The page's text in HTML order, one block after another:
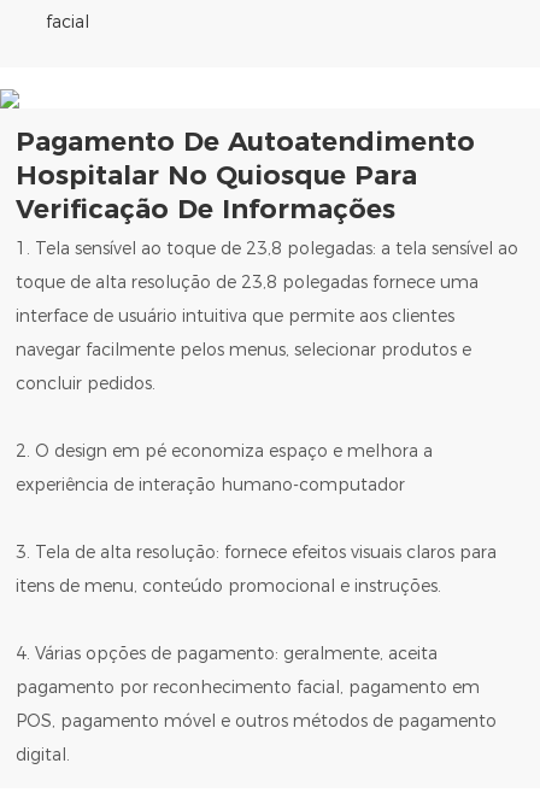
facial
Pagamento De Autoatendimento
Hospitalar No Quiosque Para
Verificação De Informações
1. Tela sensível ao toque de 23,8 polegadas: a tela sensível ao
toque de alta resolução de 23,8 polegadas fornece uma
interface de usuário intuitiva que permite aos clientes
navegar facilmente pelos menus, selecionar produtos e
concluir pedidos.
2. O design em pé economiza espaço e melhora a
experiência de interação humano-computador
3. Tela de alta resolução: fornece efeitos visuais claros para
itens de menu, conteúdo promocional e instruções.
4. Várias opções de pagamento: geralmente, aceita
pagamento por reconhecimento facial, pagamento em
POS, pagamento móvel e outros métodos de pagamento
digital.